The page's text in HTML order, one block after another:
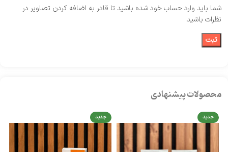
شما باید وارد حساب خود شده باشید تا قادر به اضافه کردن تصاویر در
نظرات باشید.
محصولات پیشنهادی
جدید جدید